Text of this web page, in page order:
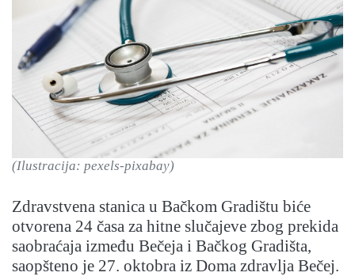
(Ilustracija: pexels-pixabay)
Zdravstvena stanica u Bačkom Gradištu biće
otvorena 24 časa za hitne slučajeve zbog prekida
saobraćaja između Bečeja i Bačkog Gradišta,
saopšteno je 27. oktobra iz Doma zdravlja Bečej.